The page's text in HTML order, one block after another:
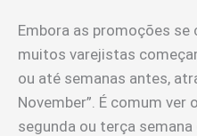
Embora as promoções
muitos varejistas
ou até semanas antes,
November”. É comum ver
segunda ou terça semana